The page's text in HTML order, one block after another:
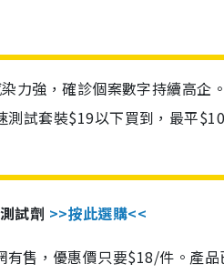
力強，確診個案數字持續高企
試套裝$19以下買到，最平
試劑 >>按此選購<<
售，優惠價只要$18/件。產